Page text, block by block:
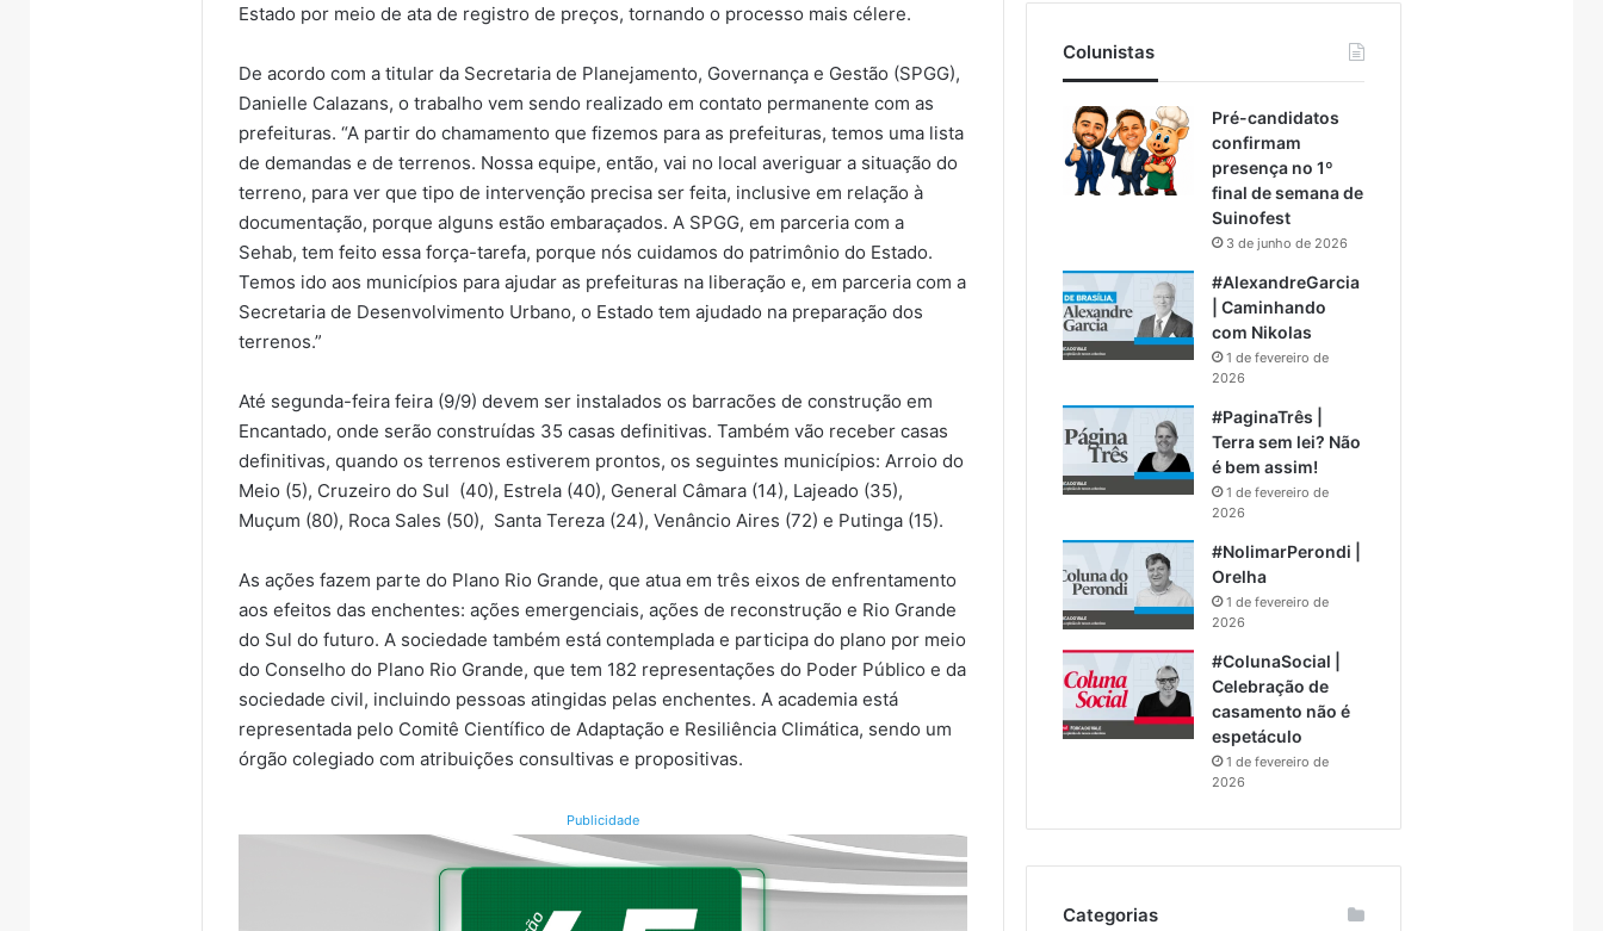
Estado por meio de ata de registro de preços, tornando o processo mais célere.
De acordo com a titular da Secretaria de Planejamento, Governança e Gestão (SPGG),
Danielle Calazans, o trabalho vem sendo realizado em contato permanente com as
prefeituras. “A partir do chamamento que fizemos para as prefeituras, temos uma lista
de demandas e de terrenos. Nossa equipe, então, vai no local averiguar a situação do
terreno, para ver que tipo de intervenção precisa ser feita, inclusive em relação à
documentação, porque alguns estão embaraçados. A SPGG, em parceria com a
Sehab, tem feito essa força-tarefa, porque nós cuidamos do patrimônio do Estado.
Temos ido aos municípios para ajudar as prefeituras na liberação e, em parceria com a
Secretaria de Desenvolvimento Urbano, o Estado tem ajudado na preparação dos
terrenos.”
Até segunda-feira feira (9/9) devem ser instalados os barracões de construção em
Encantado, onde serão construídas 35 casas definitivas. Também vão receber casas
definitivas, quando os terrenos estiverem prontos, os seguintes municípios: Arroio do
Meio (5), Cruzeiro do Sul (40), Estrela (40), General Câmara (14), Lajeado (35),
Muçum (80), Roca Sales (50), Santa Tereza (24), Venâncio Aires (72) e Putinga (15).
As ações fazem parte do Plano Rio Grande, que atua em três eixos de enfrentamento
aos efeitos das enchentes: ações emergenciais, ações de reconstrução e Rio Grande
do Sul do futuro. A sociedade também está contemplada e participa do plano por meio
do Conselho do Plano Rio Grande, que tem 182 representações do Poder Público e da
sociedade civil, incluindo pessoas atingidas pelas enchentes. A academia está
representada pelo Comitê Científico de Adaptação e Resiliência Climática, sendo um
órgão colegiado com atribuições consultivas e propositivas.
Publicidade
Colunistas
Pré-candidatos
confirmam
presença no 1º
final de semana de
Suinofest
3 de junho de 2026
#AlexandreGarcia
| Caminhando
com Nikolas
1 de fevereiro de
2026
#PaginaTrês |
Terra sem lei? Não
é bem assim!
1 de fevereiro de
2026
#NolimarPerondi |
Orelha
1 de fevereiro de
2026
#ColunaSocial |
Celebração de
casamento não é
espetáculo
1 de fevereiro de
2026
Categorias